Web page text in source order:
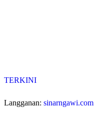
TERKINI
Langganan: sinarngawi.com